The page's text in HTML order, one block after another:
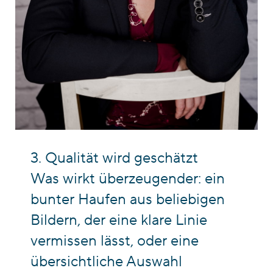
3. Qualität wird geschätzt
Was wirkt überzeugender: ein
bunter Haufen aus beliebigen
Bildern, der eine klare Linie
vermissen lässt, oder eine
übersichtliche Auswahl